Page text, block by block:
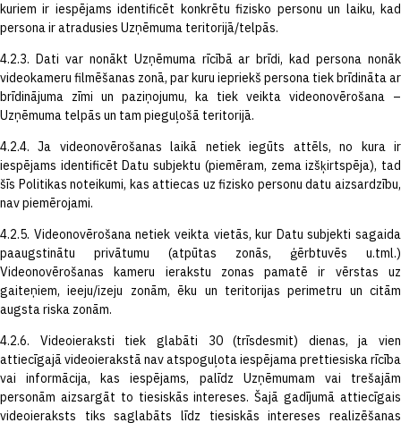
kuriem ir iespējams identificēt konkrētu fizisko personu un laiku, kad
persona ir atradusies Uzņēmuma teritorijā/telpās.
4.2.3. Dati var nonākt Uzņēmuma rīcībā ar brīdi, kad persona nonāk
videokameru filmēšanas zonā, par kuru iepriekš persona tiek brīdināta ar
brīdinājuma zīmi un paziņojumu, ka tiek veikta videonovērošana –
Uzņēmuma telpās un tam pieguļošā teritorijā.
4.2.4. Ja videonovērošanas laikā netiek iegūts attēls, no kura ir
iespējams identificēt Datu subjektu (piemēram, zema izšķirtspēja), tad
šīs Politikas noteikumi, kas attiecas uz fizisko personu datu aizsardzību,
nav piemērojami.
4.2.5. Videonovērošana netiek veikta vietās, kur Datu subjekti sagaida
paaugstinātu privātumu (atpūtas zonās, ģērbtuvēs u.tml.)
Videonovērošanas kameru ierakstu zonas pamatē ir vērstas uz
gaiteņiem, ieeju/izeju zonām, ēku un teritorijas perimetru un citām
augsta riska zonām.
4.2.6. Videoieraksti tiek glabāti 30 (trīsdesmit) dienas, ja vien
attiecīgajā videoierakstā nav atspoguļota iespējama prettiesiska rīcība
vai informācija, kas iespējams, palīdz Uzņēmumam vai trešajām
personām aizsargāt to tiesiskās intereses. Šajā gadījumā attiecīgais
videoieraksts tiks saglabāts līdz tiesiskās intereses realizēšanas